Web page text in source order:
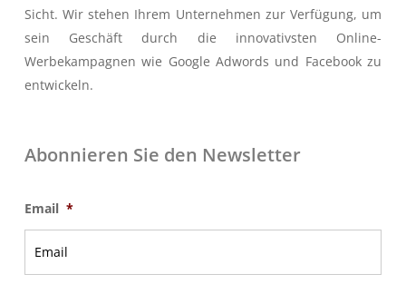
Sicht. Wir stehen Ihrem Unternehmen zur Verfügung, um
sein Geschäft durch die innovativsten Online-
Werbekampagnen wie Google Adwords und Facebook zu
entwickeln.
Abonnieren Sie den Newsletter
Email *